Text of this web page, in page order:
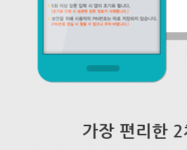
가장 편리한